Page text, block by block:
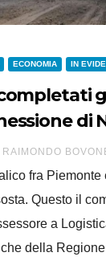
ECONOMIA IN
di
RAIMONDO
fra Piemonte
Questo il
a
della Regione